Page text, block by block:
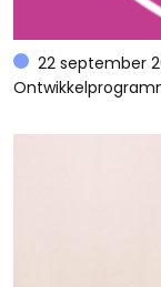
22 september